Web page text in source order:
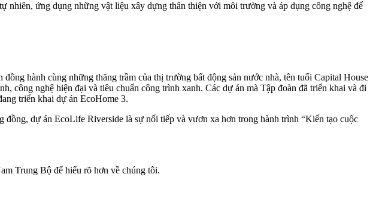
ứng dụng những vật liệu xây dựng thân thiện với môi trường và áp dụng công nghệ để
hành cùng những thăng trầm của thị trường bất động sản nước nhà, tên tuổi Capital House
công nghệ hiện đại và tiêu chuẩn công trình xanh. Các dự án mà Tập đoàn đã triển khai và đi
triển khai dự án EcoHome 3.
dự án EcoLife Riverside là sự nối tiếp và vươn xa hơn trong hành trình “Kiến tạo cuộc
Trung Bộ để hiểu rõ hơn về chúng tôi.